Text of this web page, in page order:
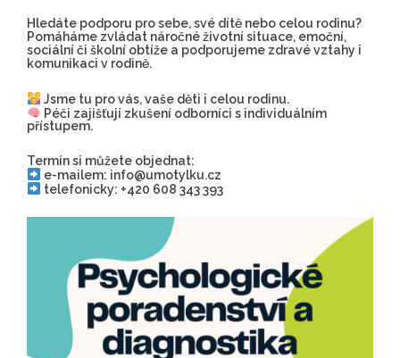
Hledáte podporu pro sebe, své dítě nebo celou rodinu?
Pomáháme zvládat náročné životní situace, emoční,
sociální či školní obtíže a podporujeme zdravé vztahy i
komunikaci v rodině.
Jsme tu pro vás, vaše děti i celou rodinu.
Péči zajišťují zkušení odborníci s individuálním
přístupem.
Termín si můžete objednat:
e-mailem: info@umotylku.cz
telefonicky: +420 608 343 393